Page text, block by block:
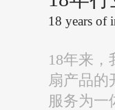
18 years of
18年来
扇产品的
服务为一